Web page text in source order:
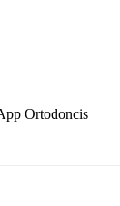
Ortodoncis